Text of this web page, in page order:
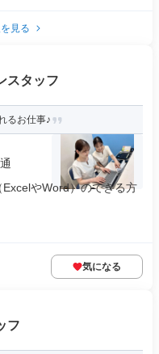
見る
スタッフ
るお仕事♪
やWord）のできる方
気になる
フ